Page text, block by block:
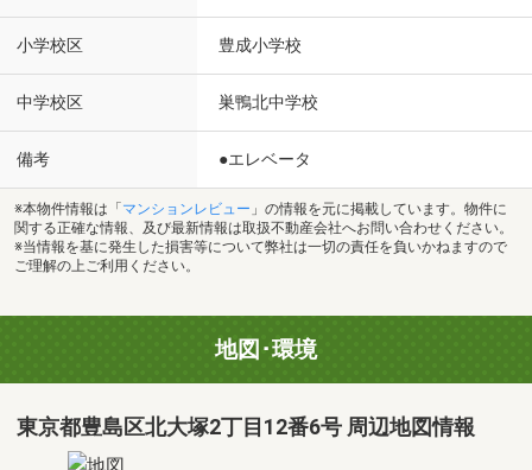
小学校区 豊成小学校
中学校区 巣鴨北中学校
備考 ●エレベータ
※本物件情報は「 マンションレビュー 」の情報を元に掲載しています。物件に
関する正確な情報、及び最新情報は取扱不動産会社へお問い合わせください。
※当情報を基に発生した損害等について弊社は一切の責任を負いかねますので
ご理解の上ご利用ください。
地図･環境
東京都豊島区北大塚2丁目12番6号 周辺地図情報